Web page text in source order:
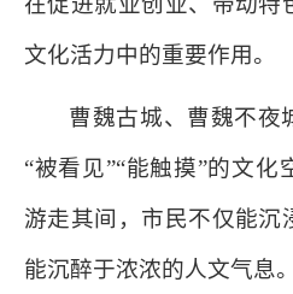
文化活力中的重要作用。
曹魏古城、曹魏不
“被看见”“能触摸”的文化
游走其间，市民不仅能沉
能沉醉于浓浓的人文气息。